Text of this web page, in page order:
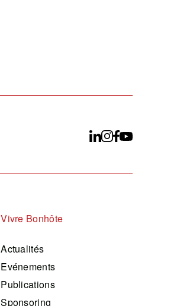
Vivre Bonhôte
Actualités
Evénements
Publications
Sponsoring